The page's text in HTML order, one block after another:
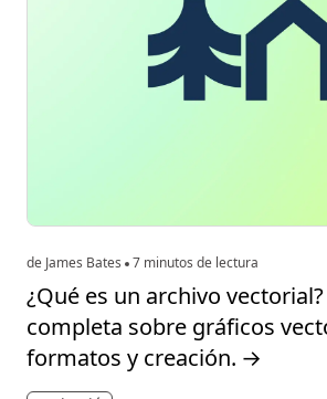
de James Bates 7 minutos de lectura
¿Qué es un archivo
completa sobre gráficos
formatos y creación. →